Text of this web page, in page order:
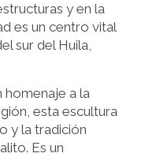
y en la
es un centro vital
sur del Huila,
homenaje a la
esta escultura
y la tradición
Es un